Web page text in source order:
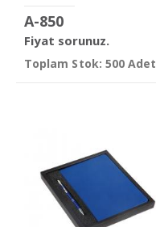
A-850
Fiyat sorunuz.
Toplam Stok: 500 Adet